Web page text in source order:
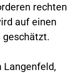
rechten
auf einen
geschätzt.